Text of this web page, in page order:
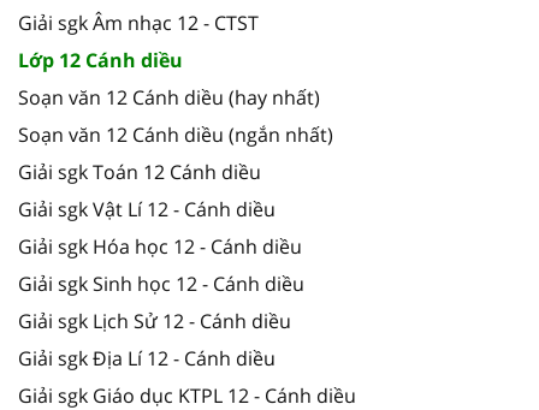
Giải sgk Âm nhạc 12 - CTST
Lớp 12 Cánh diều
Soạn văn 12 Cánh diều (hay nhất)
Soạn văn 12 Cánh diều (ngắn nhất)
Giải sgk Toán 12 Cánh diều
Giải sgk Vật Lí 12 - Cánh diều
Giải sgk Hóa học 12 - Cánh diều
Giải sgk Sinh học 12 - Cánh diều
Giải sgk Lịch Sử 12 - Cánh diều
Giải sgk Địa Lí 12 - Cánh diều
Giải sgk Giáo dục KTPL 12 - Cánh diều